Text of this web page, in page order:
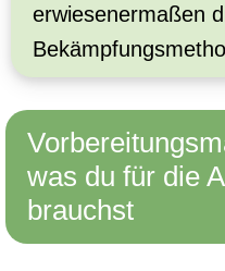
erwiesenermaßen
was du für die
brauchst